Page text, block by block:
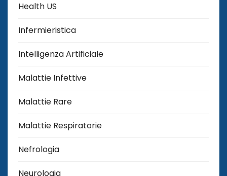
Health US
Infermieristica
Intelligenza Artificiale
Malattie Infettive
Malattie Rare
Malattie Respiratorie
Nefrologia
Neurologia